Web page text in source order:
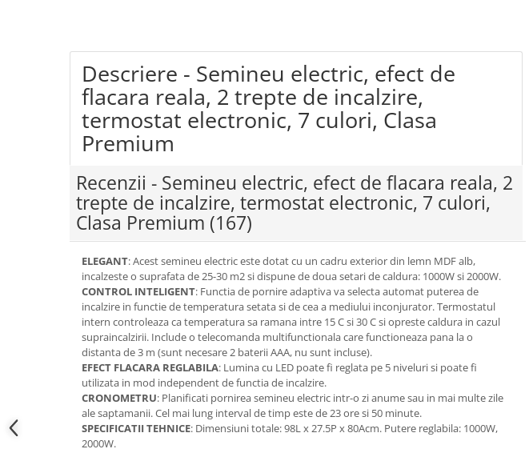
Produse uz casnic
Seminee electrice
Convectoare si aeroterme electrice
Descriere - Semineu electric, efect de
flacara reala, 2 trepte de incalzire,
termostat electronic, 7 culori, Clasa
Premium
Recenzii - Semineu electric, efect de flacara reala, 2
trepte de incalzire, termostat electronic, 7 culori,
Clasa Premium (167)
ELEGANT: Acest semineu electric este dotat cu un cadru exterior din lemn MDF alb,
incalzeste o suprafata de 25-30 m2 si dispune de doua setari de caldura: 1000W si 2000W.
CONTROL INTELIGENT: Functia de pornire adaptiva va selecta automat puterea de
incalzire in functie de temperatura setata si de cea a mediului inconjurator. Termostatul
intern controleaza ca temperatura sa ramana intre 15 C si 30 C si opreste caldura in cazul
supraincalzirii. Include o telecomanda multifunctionala care functioneaza pana la o
distanta de 3 m (sunt necesare 2 baterii AAA, nu sunt incluse).
EFECT FLACARA REGLABILA: Lumina cu LED poate fi reglata pe 5 niveluri si poate fi
utilizata in mod independent de functia de incalzire.
CRONOMETRU: Planificati pornirea semineu electric intr-o zi anume sau in mai multe zile
ale saptamanii. Cel mai lung interval de timp este de 23 ore si 50 minute.
SPECIFICATII TEHNICE: Dimensiuni totale: 98L x 27.5P x 80Acm. Putere reglabila: 1000W,
2000W.